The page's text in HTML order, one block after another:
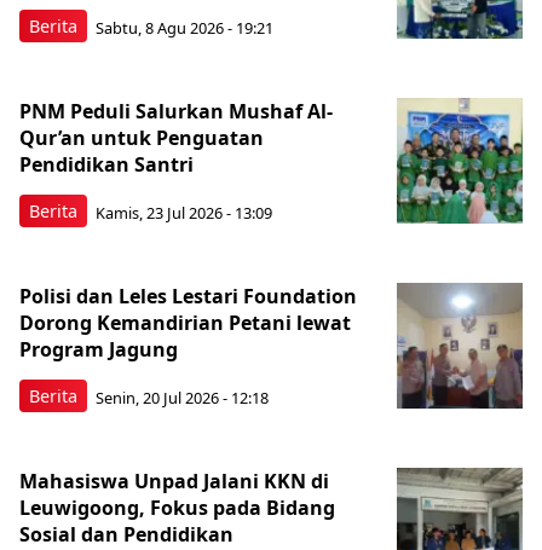
Berita Sabtu, 8 Agu 2026 - 19:21
Berita
PNM Peduli Salurkan Mushaf Al-
Qur’an untuk Penguatan
Pendidikan Santri
Kamis, 23 Jul 2026 - 13:09
Berita
Polisi dan Leles Lestari Foundation
Dorong Kemandirian Petani lewat
Program Jagung
Senin, 20 Jul 2026 - 12:18
Mahasiswa Unpad Jalani KKN di
Leuwigoong, Fokus pada Bidang
Sosial dan Pendidikan